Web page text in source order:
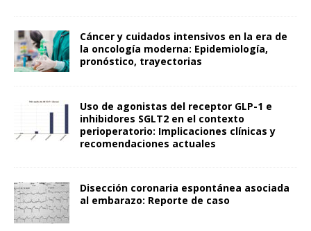
Cáncer y cuidados intensivos en la era de
la oncología moderna: Epidemiología,
pronóstico, trayectorias
Uso de agonistas del receptor GLP-1 e
inhibidores SGLT2 en el contexto
perioperatorio: Implicaciones clínicas y
recomendaciones actuales
Disección coronaria espontánea asociada
al embarazo: Reporte de caso